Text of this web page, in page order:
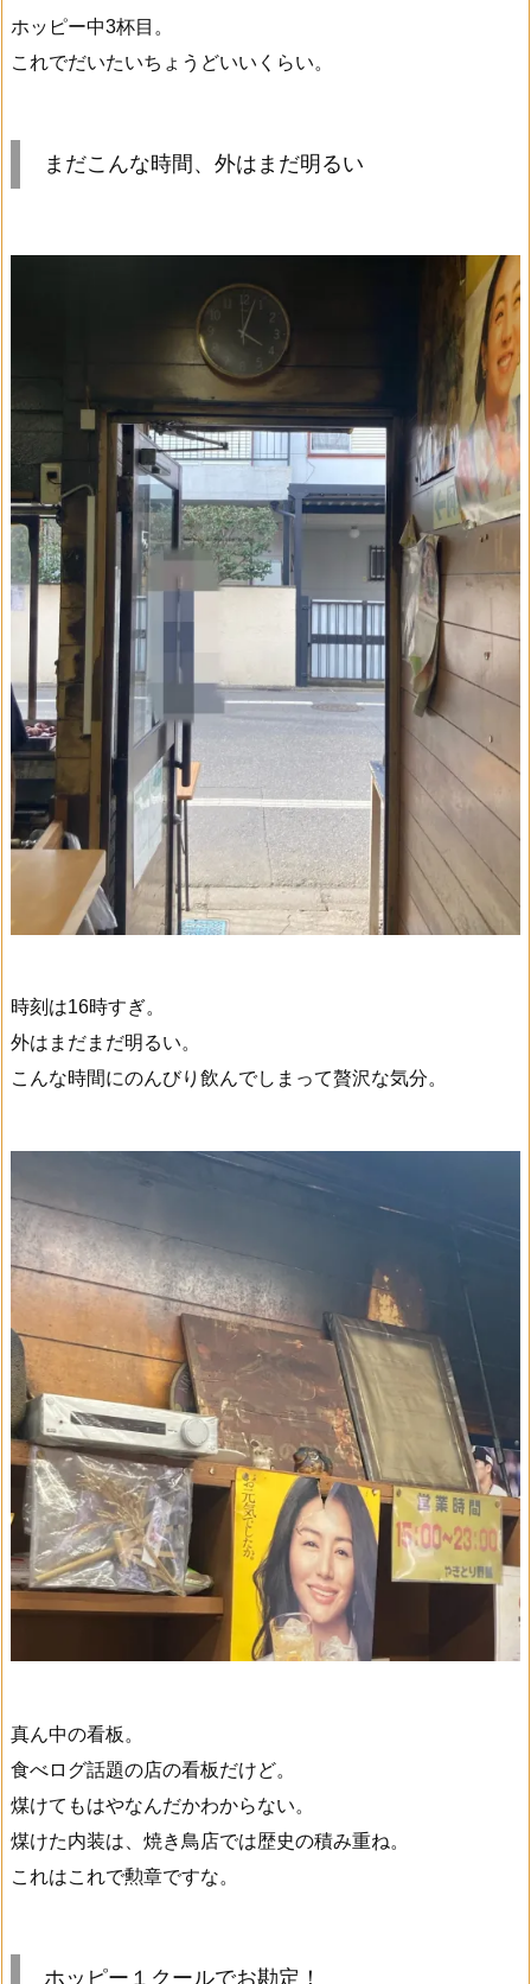
ホッピー中3杯目。
これでだいたいちょうどいいくらい。
まだこんな時間、外はまだ明るい
時刻は16時すぎ。
外はまだまだ明るい。
こんな時間にのんびり飲んでしまって贅沢な気分。
真ん中の看板。
食べログ話題の店の看板だけど。
煤けてもはやなんだかわからない。
煤けた内装は、焼き鳥店では歴史の積み重ね。
これはこれで勲章ですな。
ホッピー１クールでお勘定！